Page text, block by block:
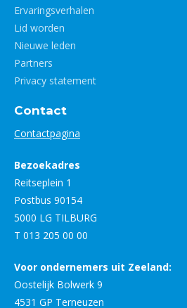
Ervaringsverhalen
Lid worden
Nieuwe leden
Partners
Privacy statement
Contact
Contactpagina
Bezoekadres
Reitseplein 1
Postbus 90154
5000 LG TILBURG
T 013 205 00 00
Voor ondernemers uit Zeeland:
Oostelijk Bolwerk 9
4531 GP Terneuzen